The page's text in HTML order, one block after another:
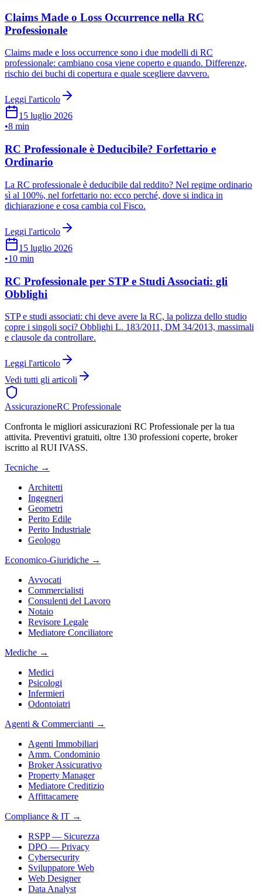
Claims Made o Loss Occurrence nella RC
Professionale
Claims made e loss occurrence sono i due modelli di RC
professionale: cambiano cosa viene coperto e quando. Differenze,
rischio dei buchi di copertura e quale scegliere davvero.
Leggi l'articolo
15 luglio 2026
•8 min
RC Professionale è Deducibile? Forfettario e
Ordinario
La RC professionale è deducibile dal reddito? Nel regime ordinario
sì al 100%, nel forfettario no: ecco perché, dove si indica in
dichiarazione e cosa cambia col Fisco.
Leggi l'articolo
15 luglio 2026
•10 min
RC Professionale per STP e Studi Associati: gli
Obblighi
STP e studi associati: chi deve avere la RC, la polizza dello studio
copre i singoli soci? Obblighi L. 183/2011, DM 34/2013, massimali
e clausole da controllare.
Leggi l'articolo
Vedi tutti gli articoli
AssicurazioneRC Professionale
Confronta le migliori assicurazioni RC Professionale per la tua
attivita. Preventivi gratuiti, oltre 130 professioni coperte, broker
iscritto al RUI IVASS.
Tecniche →
Architetti
Ingegneri
Geometri
Perito Edile
Perito Industriale
Geologo
Economico-Giuridiche →
Avvocati
Commercialisti
Consulenti del Lavoro
Notaio
Revisore Legale
Mediatore Conciliatore
Mediche →
Medici
Psicologi
Infermieri
Odontoiatri
Agenti & Commercianti →
Agenti Immobiliari
Amm. Condominio
Broker Assicurativo
Property Manager
Mediatore Creditizio
Affittacamere
Compliance & IT →
RSPP — Sicurezza
DPO — Privacy
Cybersecurity
Sviluppatore Web
Web Designer
Data Analyst